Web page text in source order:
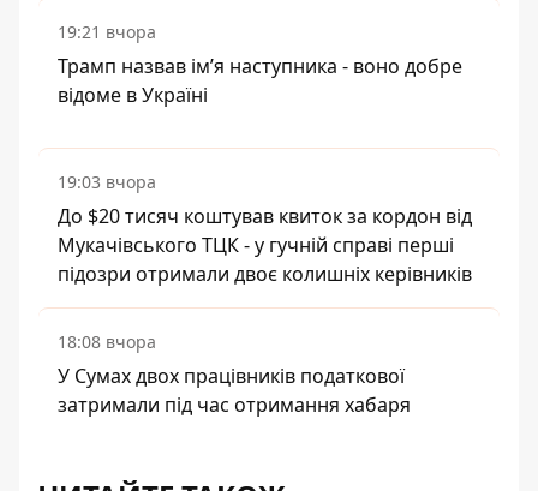
19:21 вчора
Трамп назвав імʼя наступника - воно добре
відоме в Україні
19:03 вчора
До $20 тисяч коштував квиток за кордон від
Мукачівського ТЦК - у гучній справі перші
підозри отримали двоє колишніх керівників
18:08 вчора
У Сумах двох працівників податкової
затримали під час отримання хабаря